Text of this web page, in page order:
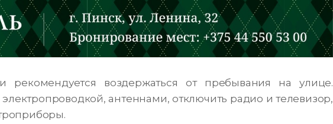
рекомендуется воздержаться от пребывания на улице.
антеннами, отключить радио и телевизор,